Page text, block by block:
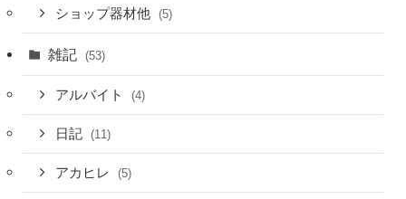
ショップ器材他 (5)
雑記 (53)
アルバイト (4)
日記 (11)
アカヒレ (5)